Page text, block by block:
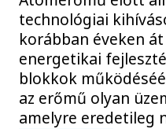
technológiai
korábban éveken
energetikai
blokkok
az erőmű olyan
amelyre eredetileg